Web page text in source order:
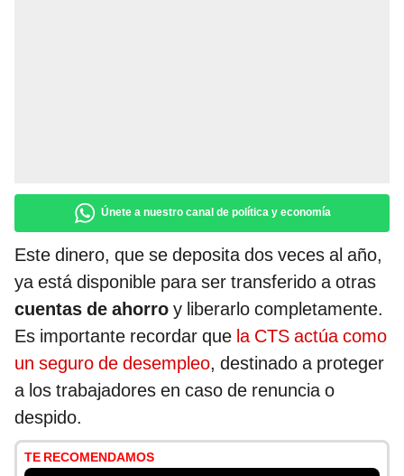
Únete a nuestro canal de política y economía
Este dinero, que se deposita dos veces al año,
ya está disponible para ser transferido a otras
cuentas de ahorro y liberarlo completamente.
Es importante recordar que la CTS actúa como
un seguro de desempleo, destinado a proteger
a los trabajadores en caso de renuncia o
despido.
TE RECOMENDAMOS